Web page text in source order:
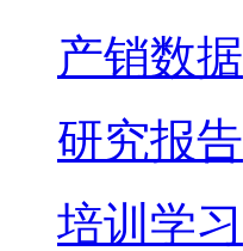
产销数据
研究报告
培训学习